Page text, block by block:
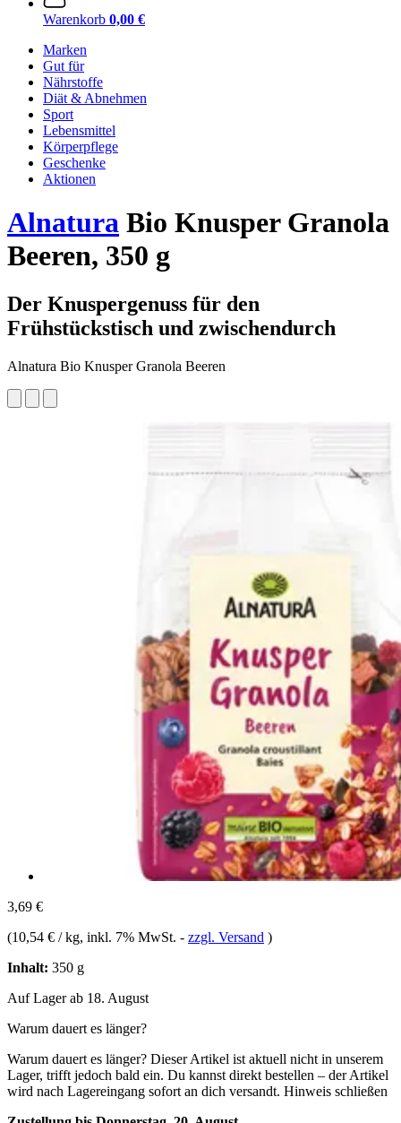
Warenkorb 0,00 €
Marken
Gut für
Nährstoffe
Diät & Abnehmen
Sport
Lebensmittel
Körperpflege
Geschenke
Aktionen
Alnatura Bio Knusper Granola
Beeren, 350 g
Der Knuspergenuss für den
Frühstückstisch und zwischendurch
Alnatura Bio Knusper Granola Beeren
3,69 €
(10,54 € / kg, inkl. 7% MwSt. - zzgl. Versand )
Inhalt: 350 g
Auf Lager ab 18. August
Warum dauert es länger?
Warum dauert es länger? Dieser Artikel ist aktuell nicht in unserem
Lager, trifft jedoch bald ein. Du kannst direkt bestellen – der Artikel
wird nach Lagereingang sofort an dich versandt. Hinweis schließen